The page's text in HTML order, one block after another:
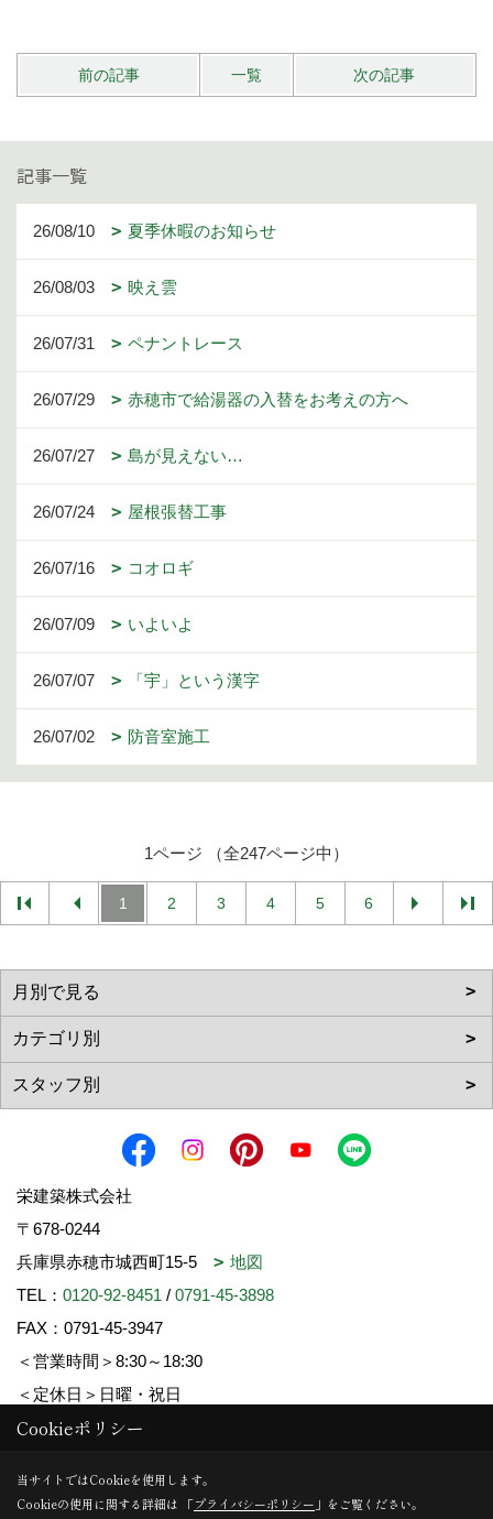
前の記事 一覧 次の記事
記事一覧
26/08/10 夏季休暇のお知らせ
26/08/03 映え雲
26/07/31 ペナントレース
26/07/29 赤穂市で給湯器の入替をお考えの方へ
26/07/27 島が見えない…
26/07/24 屋根張替工事
26/07/16 コオロギ
26/07/09 いよいよ
26/07/07 「宇」という漢字
26/07/02 防音室施工
1ページ （全247ページ中）
1 2 3 4 5 6
栄建築株式会社
〒678-0244
兵庫県赤穂市城西町15-5
地図
TEL： 0120-92-8451 / 0791-45-3898
FAX：0791-45-3947
＜営業時間＞8:30～18:30
＜定休日＞日曜・祝日
Copyright (c) SAKAE-KENCHIKU. All Rights Reserved.
Produced byゴデスクリエイト
Cookieポリシー
当サイトではCookieを使用します。
Cookieの使用に関する詳細は 「プライバシーポリシー 」をご覧ください。